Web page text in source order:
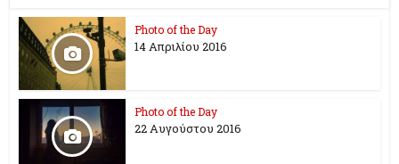
Photo of the Day
14 Απριλίου 2016
Photo of the Day
22 Αυγούστου 2016